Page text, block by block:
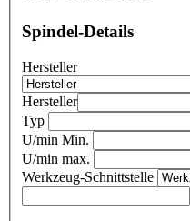
Spindel-Details
Hersteller
Hersteller
Typ
U/min Min.
U/min max.
Werkzeug-Schnittstelle